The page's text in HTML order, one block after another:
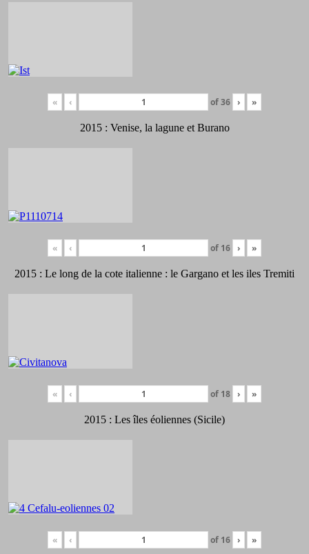
« ‹ of36 › »
2015 : Venise, la lagune et Burano
« ‹ of 16 › »
2015 : Le long de la cote italienne : le Gargano et les iles Tremiti
« ‹ of 18 › »
2015 : Les îles éoliennes (Sicile)
« ‹ of 16 › »